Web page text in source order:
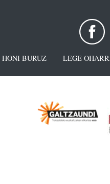
HONI BURUZ LEGE